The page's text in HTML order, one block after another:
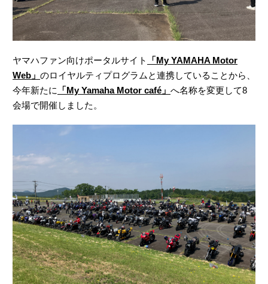
ヤマハファン向けポータルサイト
「My YAMAHA Motor
Web」 のロイヤルティプログラムと連携していることから、
今年新たに
「My Yamaha Motor café」 へ名称を変更して8
会場で開催しました。